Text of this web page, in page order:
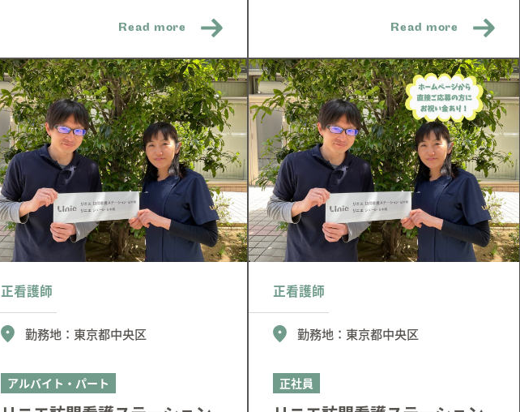
Read more Read more
正看護師
勤務地： 東京都中央区
アルバイト・パート
正看護師
勤務地： 東京都中央区
正社員